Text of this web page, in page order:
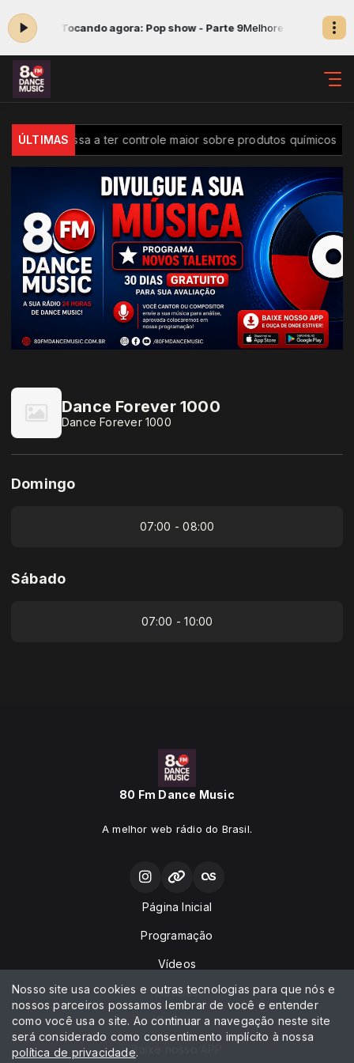
14:00 - Tocando agora: Pop show - Parte 9Melhores da semana
ÚLTIMAS
Brasil passa a ter controle maior sobre produtos químicos
Dance Forever 1000
Dance Forever 1000
Domingo
07:00 - 08:00
Sábado
07:00 - 10:00
80 Fm Dance Music
A melhor web rádio do Brasil.
Página Inicial
Programação
Vídeos
Notícias
Contato
Baixe nosso APP
Nosso site usa cookies e outras tecnologias para que nós e
nossos parceiros possamos lembrar de você e entender
como você usa o site. Ao continuar a navegação neste site
será considerado como consentimento implícito à nossa
política de privacidade.